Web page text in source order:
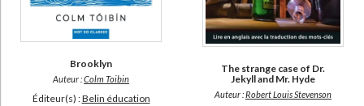
Brooklyn
Auteur :Colm Toibin
Éditeur(s) :Belin éducation
The strange case of Dr.
Jekyll and Mr. Hyde
Auteur :Robert Louis Stevenson